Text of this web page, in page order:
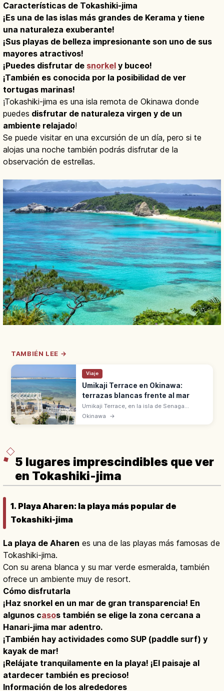
Características de Tokashiki-jima
¡Es una de las islas más grandes de Kerama y tiene
una naturaleza exuberante!
¡Sus playas de belleza impresionante son uno de sus
mayores atractivos!
¡Puedes disfrutar de snorkel y buceo!
¡También es conocida por la posibilidad de ver
tortugas marinas!
¡Tokashiki-jima es una isla remota de Okinawa donde
puedes disfrutar de naturaleza virgen y de un
ambiente relajado!
Se puede visitar en una excursión de un día, pero si te
alojas una noche también podrás disfrutar de la
observación de estrellas.
TAMBIÉN LEE →
Viaje
Umikaji Terrace en Okinawa:
terrazas blancas frente al mar
Umikaji Terrace, en la isla de Senaga
(Okinawa), está a 15 min en coche del
Okinawa →
5 lugares imprescindibles que ver
en Tokashiki-jima
1. Playa Aharen: la playa más popular de
Tokashiki-jima
La playa de Aharen es una de las playas más famosas de
Tokashiki-jima.
Con su arena blanca y su mar verde esmeralda, también
ofrece un ambiente muy de resort.
Cómo disfrutarla
¡Haz snorkel en un mar de gran transparencia! En
algunos casos también se elige la zona cercana a
Hanari-jima mar adentro.
¡También hay actividades como SUP (paddle surf) y
kayak de mar!
¡Relájate tranquilamente en la playa! ¡El paisaje al
atardecer también es precioso!
Información de los alrededores